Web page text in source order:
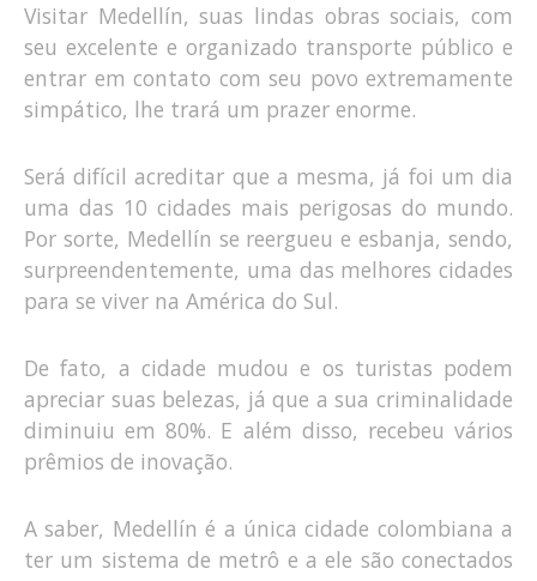
Visitar Medellín, suas lindas obras sociais, com
seu excelente e organizado transporte público e
entrar em contato com seu povo extremamente
simpático, lhe trará um prazer enorme.
Será difícil acreditar que a mesma, já foi um dia
uma das 10 cidades mais perigosas do mundo.
Por sorte, Medellín se reergueu e esbanja, sendo,
surpreendentemente, uma das melhores cidades
para se viver na América do Sul.
De fato, a cidade mudou e os turistas podem
apreciar suas belezas, já que a sua criminalidade
diminuiu em 80%. E além disso, recebeu vários
prêmios de inovação.
A saber, Medellín é a única cidade colombiana a
ter um sistema de metrô e a ele são conectados